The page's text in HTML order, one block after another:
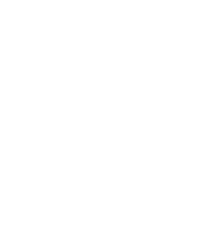
motto van Het
zijn. Wij zijn
in ons doen en